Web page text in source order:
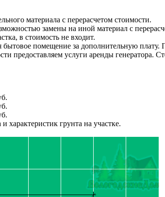
материала с перерасчетом стоимости.
замены на иной материал с
в стоимость не входит.
бытовое помещение за дополнительную плату.
предоставляем услуги аренды генератора.
характеристик грунта на участке.